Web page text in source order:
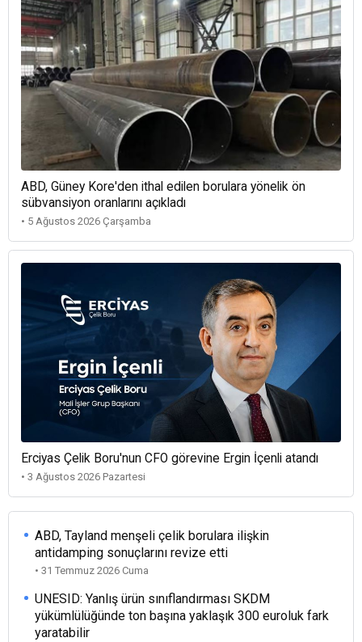
ABD, Güney Kore'den ithal edilen borulara yönelik ön
sübvansiyon oranlarını açıkladı
• 5 Ağustos 2026 Çarşamba
Erciyas Çelik Boru'nun CFO görevine Ergin İçenli atandı
• 3 Ağustos 2026 Pazartesi
ABD, Tayland menşeli çelik borulara ilişkin
antidamping sonuçlarını revize etti
• 31 Temmuz 2026 Cuma
UNESID: Yanlış ürün sınıflandırması SKDM
yükümlülüğünde ton başına yaklaşık 300 euroluk fark
yaratabilir